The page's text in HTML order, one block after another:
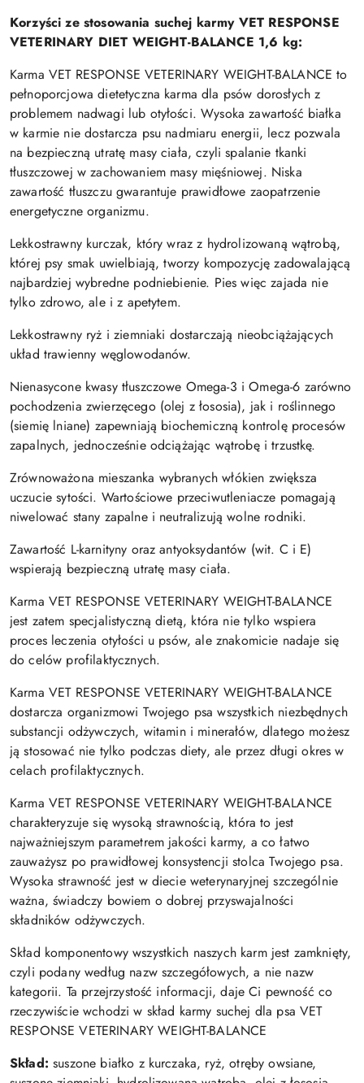
Korzyści ze stosowania suchej karmy VET RESPONSE
VETERINARY DIET WEIGHT-BALANCE 1,6 kg:
Karma VET RESPONSE VETERINARY WEIGHT-BALANCE to
pełnoporcjowa dietetyczna karma dla psów dorosłych z
problemem nadwagi lub otyłości. Wysoka zawartość białka
w karmie nie dostarcza psu nadmiaru energii, lecz pozwala
na bezpieczną utratę masy ciała, czyli spalanie tkanki
tłuszczowej w zachowaniem masy mięśniowej. Niska
zawartość tłuszczu gwarantuje prawidłowe zaopatrzenie
energetyczne organizmu.
Lekkostrawny kurczak, który wraz z hydrolizowaną wątrobą,
której psy smak uwielbiają, tworzy kompozycję zadowalającą
najbardziej wybredne podniebienie. Pies więc zajada nie
tylko zdrowo, ale i z apetytem.
Lekkostrawny ryż i ziemniaki dostarczają nieobciążających
układ trawienny węglowodanów.
Nienasycone kwasy tłuszczowe Omega-3 i Omega-6 zarówno
pochodzenia zwierzęcego (olej z łososia), jak i roślinnego
(siemię lniane) zapewniają biochemiczną kontrolę procesów
zapalnych, jednocześnie odciążając wątrobę i trzustkę.
Zrównoważona mieszanka wybranych włókien zwiększa
uczucie sytości. Wartościowe przeciwutleniacze pomagają
niwelować stany zapalne i neutralizują wolne rodniki.
Zawartość L-karnityny oraz antyoksydantów (wit. C i E)
wspierają bezpieczną utratę masy ciała.
Karma VET RESPONSE VETERINARY WEIGHT-BALANCE
jest zatem specjalistyczną dietą, która nie tylko wspiera
proces leczenia otyłości u psów, ale znakomicie nadaje się
do celów profilaktycznych.
Karma VET RESPONSE VETERINARY WEIGHT-BALANCE
dostarcza organizmowi Twojego psa wszystkich niezbędnych
substancji odżywczych, witamin i minerałów, dlatego możesz
ją stosować nie tylko podczas diety, ale przez długi okres w
celach profilaktycznych.
Karma VET RESPONSE VETERINARY WEIGHT-BALANCE
charakteryzuje się wysoką strawnością, która to jest
najważniejszym parametrem jakości karmy, a co łatwo
zauważysz po prawidłowej konsystencji stolca Twojego psa.
Wysoka strawność jest w diecie weterynaryjnej szczególnie
ważna, świadczy bowiem o dobrej przyswajalności
składników odżywczych.
Skład komponentowy wszystkich naszych karm jest zamknięty,
czyli podany według nazw szczegółowych, a nie nazw
kategorii. Ta przejrzystość informacji, daje Ci pewność co
rzeczywiście wchodzi w skład karmy suchej dla psa VET
RESPONSE VETERINARY WEIGHT-BALANCE
Skład: suszone białko z kurczaka, ryż, otręby owsiane,